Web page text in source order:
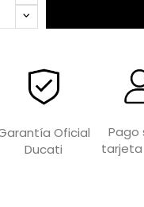
Oficial
Ducati
Pago
tarjeta